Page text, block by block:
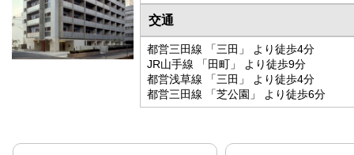
交通
都営三田線 「三田」 より徒歩4分
JR山手線 「田町」 より徒歩9分
都営浅草線 「三田」 より徒歩4分
都営三田線 「芝公園」 より徒歩6分